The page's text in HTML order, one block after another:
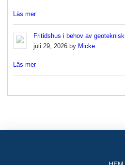
Läs mer
Fritidshus i behov av
juli 29, 2026 by Micke
Läs mer